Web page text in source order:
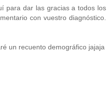
para dar las gracias a todos los
con vuestro diagnóstico.
un recuento demográfico jajaja